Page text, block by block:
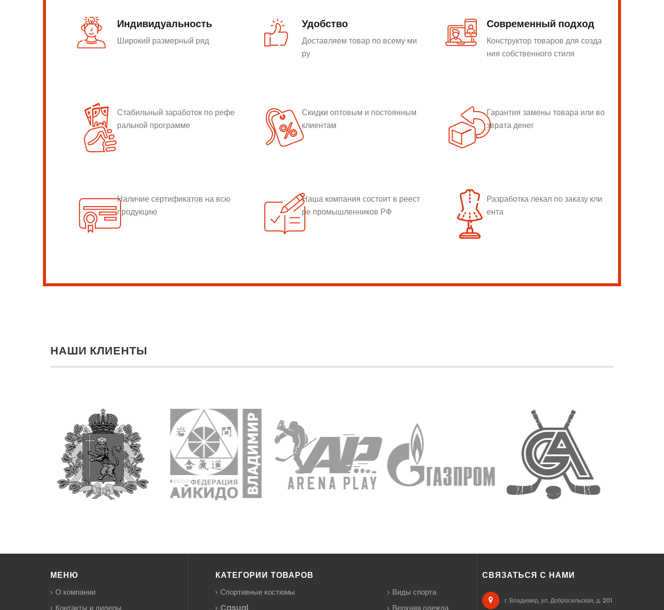
Индивидуальность
Широкий размерный ряд
Удобство
Доставляем товар по всему ми
ру
Современный подход
Конструктор товаров для созда
ния собственного стиля
Стабильный заработок по рефе
ральной программе
Скидки оптовым и постоянным
клиентам
Гарантия замены товара или во
зврата денег
Наличие сертификатов на всю
продукцию
Наша компания состоит в реест
ре промышленников РФ
Разработка лекал по заказу кли
ента
НАШИ КЛИЕНТЫ
МЕНЮ
О компании
Контакты и дилеры
КАТЕГОРИИ ТОВАРОВ
Спортивные костюмы
Casual
Виды спорта
Верхняя одежда
СВЯЗАТЬСЯ С НАМИ
г. Владимир, ул. Добросельская, д. 201